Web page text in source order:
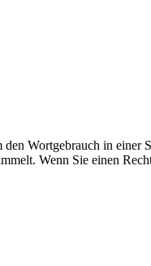
Wortgebrauch in einer
Wenn Sie einen